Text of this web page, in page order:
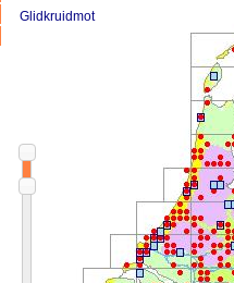
Glidkruidmot